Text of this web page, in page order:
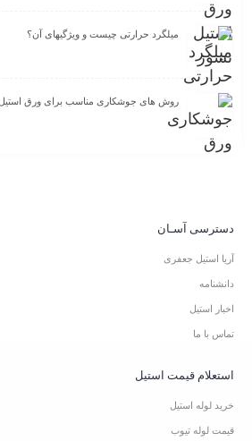
میلگرد حرارتی چیست و ویژگیهای آن؟
روش های جوشکاری مناسب برای ورق
دسترسی آسـان
آریا استیل جعفری
دانشنامه
اخبار استیل
تماس با ما
استعلام قیمت استیل
خرید لوله استیل
قیمت لوله تیوب